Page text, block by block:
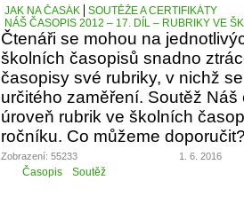
JAK NA ČASÁK
SOUTĚŽE A CERTIFIKÁTY
NÁŠ ČASOPIS 2012 – 17. DÍL – RUBRIKY VE
Čtenáři se mohou na
školních časopisů snadno
časopisy své rubriky, v nichž
určitého zaměření. Soutěž
úroveň rubrik ve školních
ročníku. Co můžeme
Zobrazení: 55233 1. 6. 2016
Časopis Soutěž